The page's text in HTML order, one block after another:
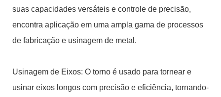
suas capacidades versáteis e controle de precisão,
encontra aplicação em uma ampla gama de processos
de fabricação e usinagem de metal.
Usinagem de Eixos: O torno é usado para tornear e
usinar eixos longos com precisão e eficiência, tornando-